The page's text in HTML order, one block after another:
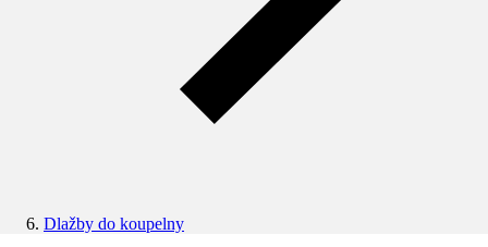
Dlažby do koupelny